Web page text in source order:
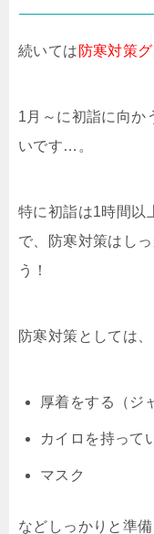
続いては 防寒対策
1月～に初詣に向か
いです…。
特に初詣は1時間以
で、防寒対策はし
う！
防寒対策としては、
厚着をする（ジ
カイロを持って
マスク
などしっかりと準備